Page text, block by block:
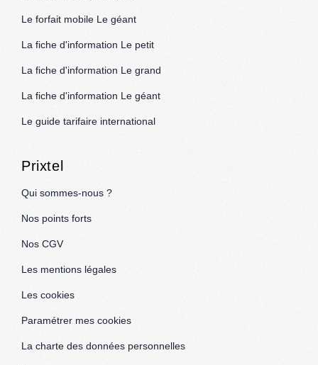
Le forfait mobile Le géant
La fiche d'information Le petit
La fiche d'information Le grand
La fiche d'information Le géant
Le guide tarifaire international
Prixtel
Qui sommes-nous ?
Nos points forts
Nos CGV
Les mentions légales
Les cookies
Paramétrer mes cookies
La charte des données personnelles